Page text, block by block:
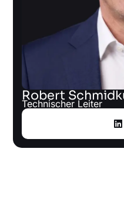
Robert
Technischer Leiter